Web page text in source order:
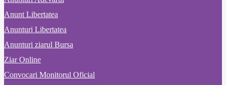
Anunt Libertatea
Anunturi Libertatea
Anunturi ziarul Bursa
Ziar Online
Convocari Monitorul Oficial